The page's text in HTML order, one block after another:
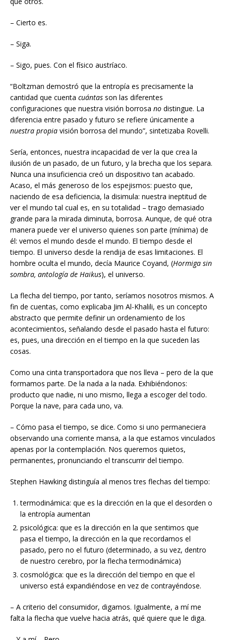
– Cierto es.
– Siga.
– Sigo, pues. Con el físico austríaco.
“Boltzman demostró que la entropía es precisamente la
cantidad que cuenta cuántas son las diferentes
configuraciones que nuestra visión borrosa no distingue. La
diferencia entre pasado y futuro se refiere únicamente a
nuestra propia visión borrosa del mundo”, sintetizaba Rovelli.
Sería, entonces, nuestra incapacidad de ver la que crea la
ilusión de un pasado, de un futuro, y la brecha que los separa.
Nunca una insuficiencia creó un dispositivo tan acabado.
Acaso, el más generoso de los espejismos: puesto que,
naciendo de esa deficiencia, la disimula: nuestra ineptitud de
ver el mundo tal cual es, en su totalidad – trago demasiado
grande para la mirada diminuta, borrosa. Aunque, de qué otra
manera puede ver el universo quienes son parte (mínima) de
él: vemos el mundo desde el mundo. El tiempo desde el
tiempo. El universo desde la rendija de esas limitaciones. El
hombre oculta el mundo, decía Maurice Coyand, (Hormiga sin
sombra, antología de Haikus), el universo.
La flecha del tiempo, por tanto, seríamos nosotros mismos. A
fin de cuentas, como explicaba Jim Al-Khalili, es un concepto
abstracto que permite definir un ordenamiento de los
acontecimientos, señalando desde el pasado hasta el futuro:
es, pues, una dirección en el tiempo en la que suceden las
cosas.
Como una cinta transportadora que nos lleva – pero de la que
formamos parte. De la nada a la nada. Exhibiéndonos:
producto que nadie, ni uno mismo, llega a escoger del todo.
Porque la nave, para cada uno, va.
– Cómo pasa el tiempo, se dice. Como si uno permaneciera
observando una corriente mansa, a la que estamos vinculados
apenas por la contemplación. Nos queremos quietos,
permanentes, pronunciando el transcurrir del tiempo.
Stephen Hawking distinguía al menos tres flechas del tiempo:
termodinámica: que es la dirección en la que el desorden o
la entropía aumentan
psicológica: que es la dirección en la que sentimos que
pasa el tiempo, la dirección en la que recordamos el
pasado, pero no el futuro (determinado, a su vez, dentro
de nuestro cerebro, por la flecha termodinámica)
cosmológica: que es la dirección del tiempo en que el
universo está expandiéndose en vez de contrayéndose.
– A criterio del consumidor, digamos. Igualmente, a mí me
falta la flecha que vuelve hacia atrás, qué quiere que le diga.